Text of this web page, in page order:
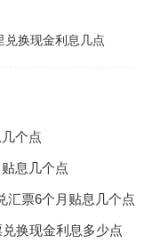
兑换现金利息几点
个点
息几个点
汇票6个月贴息几个点
换现金利息多少点